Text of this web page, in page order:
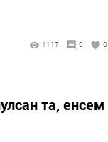
1117 0 0
та, енсем